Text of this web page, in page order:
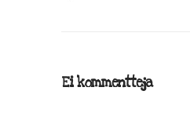
Ei kommentteja